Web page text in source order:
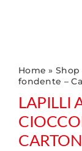
Home »Shop
fondente –
LAPILLI